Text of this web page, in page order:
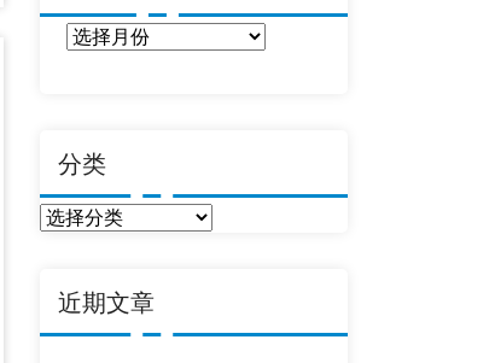
分类
分
近期文章